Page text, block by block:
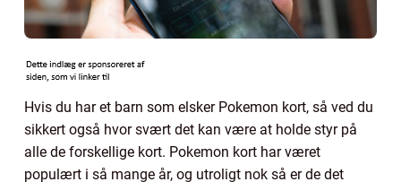
Hvis du har et barn som elsker Pokemon kort, så ved du
sikkert også hvor svært det kan være at holde styr på
alle de forskellige kort. Pokemon kort har været
populært i så mange år, og utroligt nok så er de det